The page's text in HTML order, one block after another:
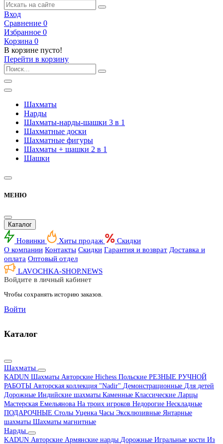
Вход
Сравнение 0
Избранное 0
Корзина 0
В корзине пусто!
Перейти в корзину
Шахматы
Нарды
Шахматы-нарды-шашки 3 в 1
Шахматные доски
Шахматные фигуры
Шахматы + шашки 2 в 1
Шашки
МЕНЮ
Каталог
Новинки Хиты продаж
Скидки
О компании Контакты Скидки Гарантия и возврат Доставка и
оплата Оптовый отдел
LAVOCHKA-SHOP.NEWS
Войдите в личный кабинет
Чтобы сохранять историю заказов.
Войти
Каталог
Шахматы
KADUN Шахматы Авторские Hichess Польские РЕЗНЫЕ РУЧНОЙ
РАБОТЫ Авторская коллекция "Nadir" Демонстрационные Для детей
Дорожные Индийские шахматы Каменные Классические Ларцы
Мастерская Емельянова На троих игроков Недорогие Нескладные
ПОДАРОЧНЫЕ Столы Уценка Часы Эксклюзивные Янтарные
шахматы Шахматы магнитные
Нарды
KADUN Авторские Армянские нарды Дорожные Игральные кости Из